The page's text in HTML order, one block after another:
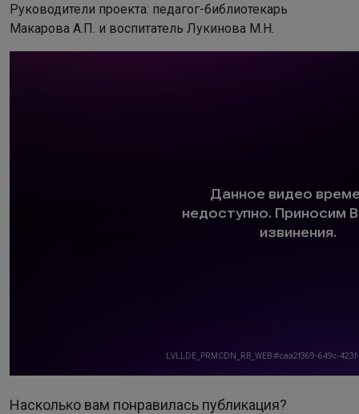
Руководители проекта: педагог-библиотекарь
Макарова А.П. и воспитатель Лукинова М.Н.
Насколько вам понравилась публикация?